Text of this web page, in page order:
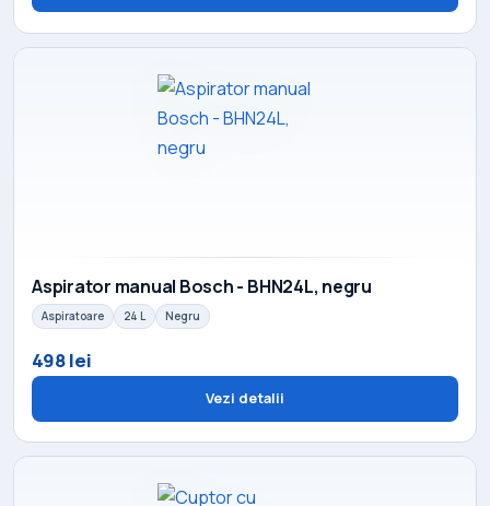
Aspirator manual Bosch - BHN24L, negru
Aspiratoare 24 L Negru
498 lei
Vezi detalii